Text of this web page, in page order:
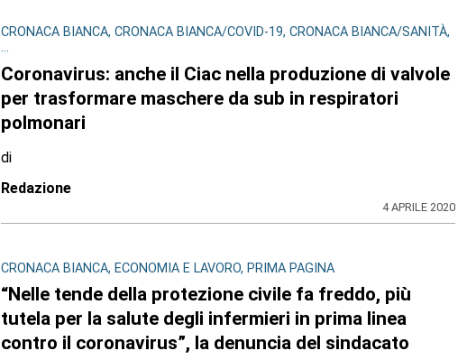
CRONACA BIANCA, CRONACA BIANCA/COVID-19, CRONACA BIANCA/SANITÀ,
...
Coronavirus: anche il Ciac nella produzione di valvole
per trasformare maschere da sub in respiratori
polmonari
di
Redazione
4 APRILE 2020
CRONACA BIANCA, ECONOMIA E LAVORO, PRIMA PAGINA
“Nelle tende della protezione civile fa freddo, più
tutela per la salute degli infermieri in prima linea
contro il coronavirus”, la denuncia del sindacato